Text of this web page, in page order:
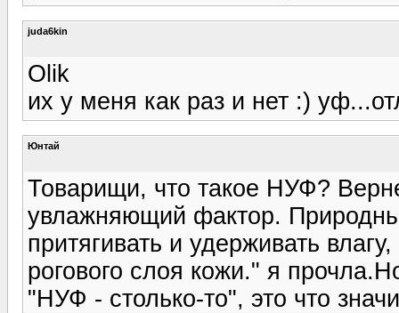
juda6kin
Olik
их у меня как раз и нет :)
Юнтай
Товарищи, что такое НУФ?
увлажняющий фактор.
притягивать и удерживать
рогового слоя кожи." я
"НУФ - столько-то", это что